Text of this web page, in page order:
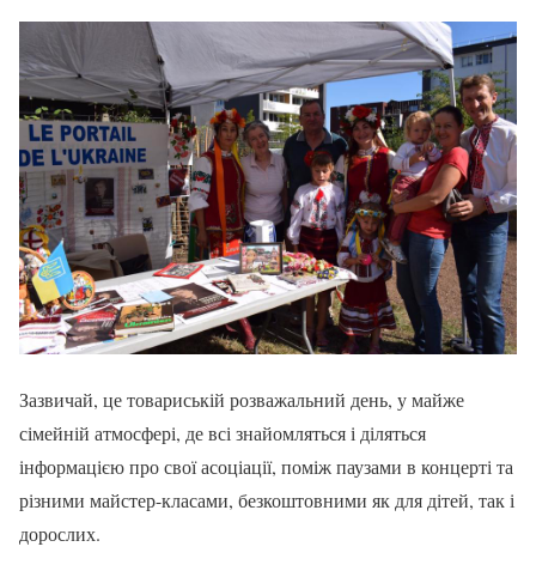
Зазвичай, це товариській розважальний день, у майже
сімейній атмосфері, де всі знайомляться і діляться
інформацією про свої асоціації, поміж паузами в концерті та
різними майстер-класами, безкоштовними як для дітей, так і
дорослих.